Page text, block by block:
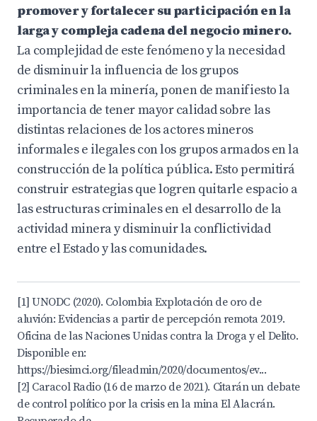
promover y fortalecer su participación en la
larga y compleja cadena del negocio minero.
La complejidad de este fenómeno y la necesidad
de disminuir la influencia de los grupos
criminales en la minería, ponen de manifiesto la
importancia de tener mayor calidad sobre las
distintas relaciones de los actores mineros
informales e ilegales con los grupos armados en la
construcción de la política pública. Esto permitirá
construir estrategias que logren quitarle espacio a
las estructuras criminales en el desarrollo de la
actividad minera y disminuir la conflictividad
entre el Estado y las comunidades.
[1] UNODC (2020). Colombia Explotación de oro de
aluvión: Evidencias a partir de percepción remota 2019.
Oficina de las Naciones Unidas contra la Droga y el Delito.
Disponible en:
https://biesimci.org/fileadmin/2020/documentos/ev...
[2] Caracol Radio (16 de marzo de 2021). Citarán un debate
de control político por la crisis en la mina El Alacrán.